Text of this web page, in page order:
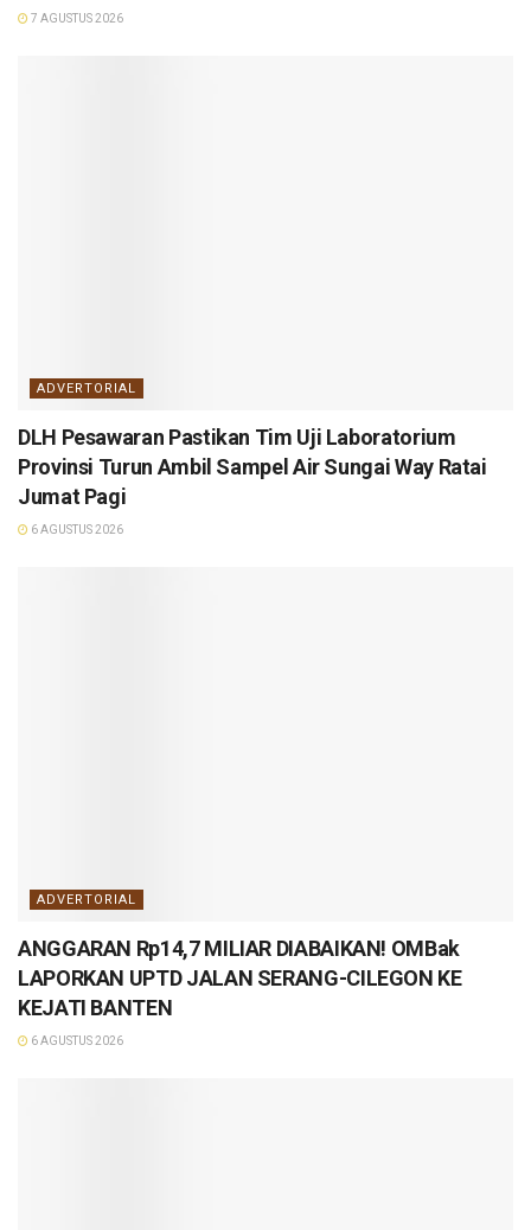
7 AGUSTUS 2026
ADVERTORIAL
DLH Pesawaran Pastikan Tim Uji Laboratorium
Provinsi Turun Ambil Sampel Air Sungai Way Ratai
Jumat Pagi
6 AGUSTUS 2026
ADVERTORIAL
ANGGARAN Rp14,7 MILIAR DIABAIKAN! OMBak
LAPORKAN UPTD JALAN SERANG-CILEGON KE
KEJATI BANTEN
6 AGUSTUS 2026